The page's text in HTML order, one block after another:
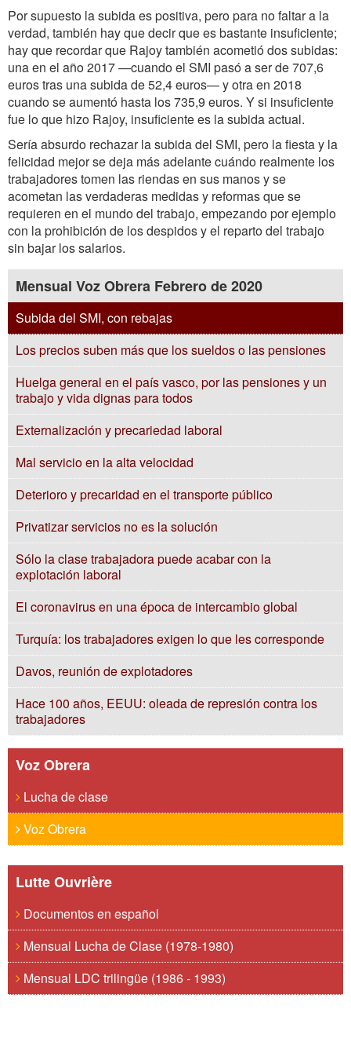
Por supuesto la subida es positiva, pero para no faltar a la
verdad, también hay que decir que es bastante insuficiente;
hay que recordar que Rajoy también acometió dos subidas:
una en el año 2017 —cuando el SMI pasó a ser de 707,6
euros tras una subida de 52,4 euros— y otra en 2018
cuando se aumentó hasta los 735,9 euros. Y si insuficiente
fue lo que hizo Rajoy, insuficiente es la subida actual.
Sería absurdo rechazar la subida del SMI, pero la fiesta y la
felicidad mejor se deja más adelante cuándo realmente los
trabajadores tomen las riendas en sus manos y se
acometan las verdaderas medidas y reformas que se
requieren en el mundo del trabajo, empezando por ejemplo
con la prohibición de los despidos y el reparto del trabajo
sin bajar los salarios.
Mensual Voz Obrera Febrero de 2020
Subida del SMI, con rebajas
Los precios suben más que los sueldos o las pensiones
Huelga general en el país vasco, por las pensiones y un
trabajo y vida dignas para todos
Externalización y precariedad laboral
Mal servicio en la alta velocidad
Deterioro y precaridad en el transporte público
Privatizar servicios no es la solución
Sólo la clase trabajadora puede acabar con la
explotación laboral
El coronavirus en una época de intercambio global
Turquía: los trabajadores exigen lo que les corresponde
Davos, reunión de explotadores
Hace 100 años, EEUU: oleada de represión contra los
trabajadores
Voz Obrera
Lucha de clase
Voz Obrera
Lutte Ouvrière
Documentos en español
Mensual Lucha de Clase (1978-1980)
Mensual LDC trilingüe (1986 - 1993)